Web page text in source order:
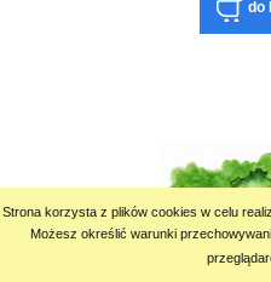
Strona korzysta z plików cookies w celu
Możesz określić warunki
do